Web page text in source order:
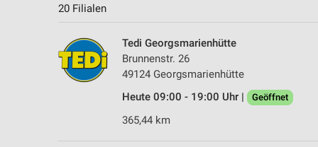
20 Filialen
Tedi Georgsmarienhütte
Brunnenstr. 26
49124 Georgsmarienhütte
Heute 09:00 - 19:00 Uhr |
Geöffnet
365,44 km